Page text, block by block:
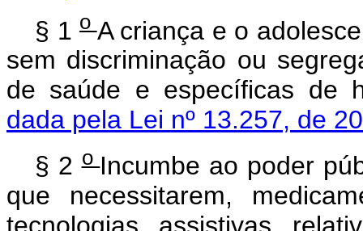
§ 1o A criança e o
sem discriminação ou
de saúde e específicas de
dada pela Lei nº 13.257, de
§ 2o Incumbe ao poder
que necessitarem,